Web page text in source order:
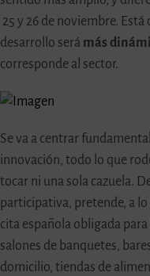
25 y 26 de noviembre. Está
desarrollo será más
corresponde al sector.
Se va a centrar
innovación, todo lo que
tocar ni una sola cazuela.
participativa, pretende, a
cita española obligada
salones de banquetes,
domicilio, tiendas de